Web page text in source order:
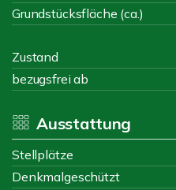
Grundstücksfläche (ca.)
Zustand
bezugsfrei ab
Ausstattung
Stellplätze
Denkmalgeschützt